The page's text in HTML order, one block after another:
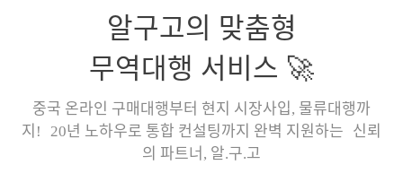
알구고의 맞춤형
무역대행 서비스 🚀
중국 온라인 구매대행부터 현지 시장사입, 물류대행까
지! 20년 노하우로 통합 컨설팅까지 완벽 지원하는 신뢰
의 파트너, 알.구.고